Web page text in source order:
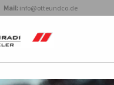
Mail: info@otteundco.de